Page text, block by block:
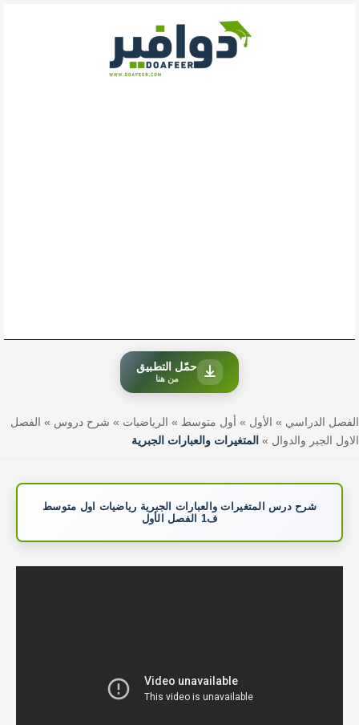
حمّل التطبيق
من هنا
الفصل الدراسي » الأول » أول متوسط » الرياضيات » شرح دروس » الفصل
الاول الجبر والدوال » المتغيرات والعبارات الجبرية
شرح درس المتغيرات والعبارات الجبرية رياضيات اول متوسط
ف1 الفصل الأول